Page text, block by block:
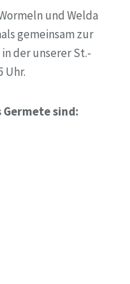
und Welda
gemeinsam zur
der unserer St.-
Uhr.
sind: